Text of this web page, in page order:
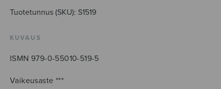
Tuotetunnus (SKU): S1519
KUVAUS
ISMN 979-0-55010-519-5
Vaikeusaste ***